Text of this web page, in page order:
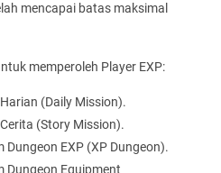
mencapai batas maksimal
memperoleh Player EXP:
(Daily Mission).
(Story Mission).
Dungeon EXP (XP Dungeon).
Dungeon Equipment